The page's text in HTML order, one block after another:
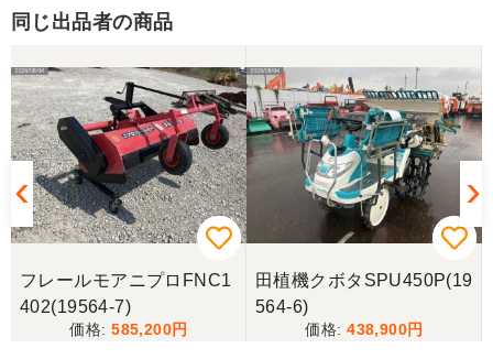
同じ出品者の商品
フレールモアニプロFNC1
402(19564-7)
585,200
田植機クボタSPU450P(19
564-6)
438,900